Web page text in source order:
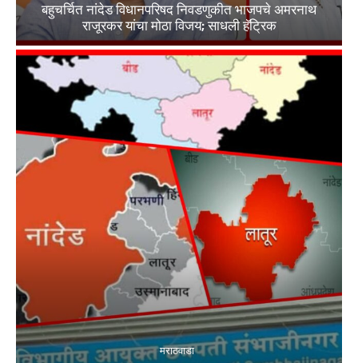
बहुचर्चित नांदेड विधानपरिषद निवडणुकीत भाजपचे अमरनाथ
राजूरकर यांचा मोठा विजय; साधली हॅट्रिक
मराठवाडा